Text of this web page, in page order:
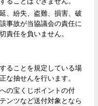
、紛失、盗難、損害、破
事故が当協議会の責任に
責任を負いません。
ることを規定している場
な抽せんを行います。
の宝くじポイントの付
ンツなど送付対象となら